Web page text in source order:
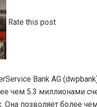
Rate this post
Bank AG
чем 5.3 миллионами
Она позволяет более